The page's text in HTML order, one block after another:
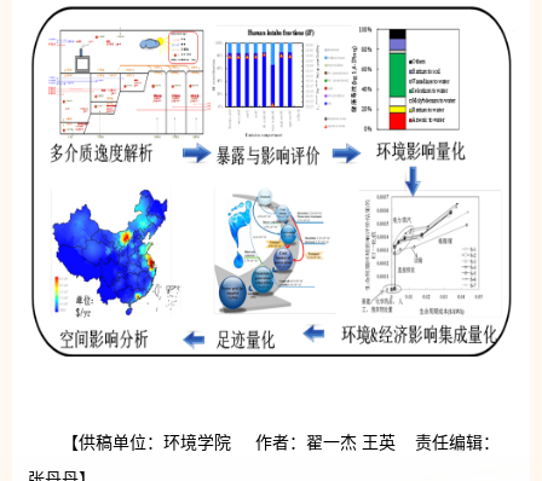
【供稿单位：环境学院 作者：翟一杰 王英 责任编辑：